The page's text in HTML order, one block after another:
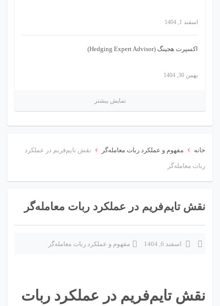
اسفند 1, 1404
اکسپرت هجینگ (Hedging Expert Advisor)
بهمن 30, 1404
نمایش بیشتر
خانه › مفهوم و عملکرد ربات معامله‌گر › نقش تایم‌فریم در عملکرد
ربات معامله‌گر
نقش تایم‌فریم در عملکرد ربات معامله‌گر
اسفند 6, 1404 مفهوم و عملکرد ربات معامله‌گر
نقش تایم‌فریم در عملکرد ربات